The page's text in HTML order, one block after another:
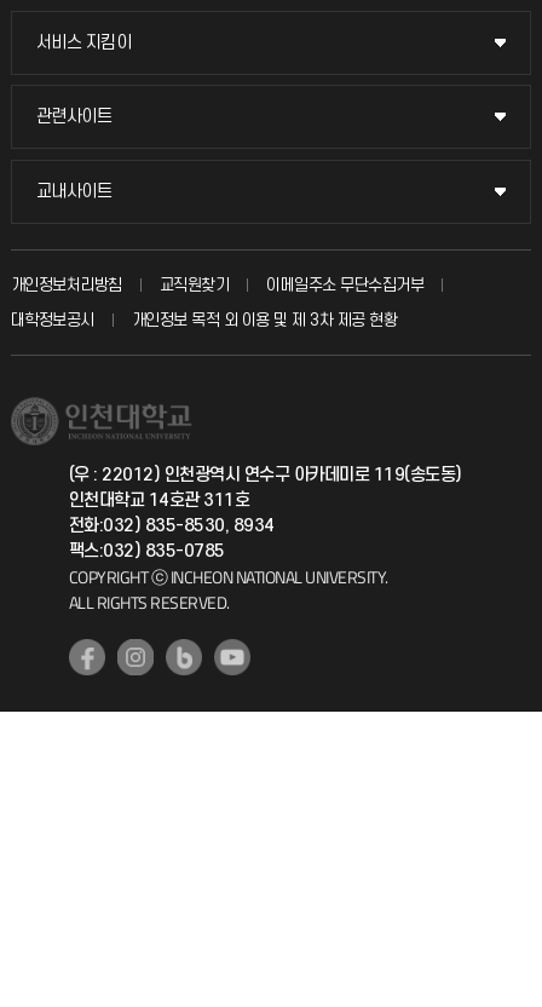
교무회의방송
입학안내
취업정보(학생)
서비스 지킴이
서비스 지킴이
묻고 답하기
칭찬마당
학생서비스 지킴이
관련사이트
관련사이트
국방헬프콜
총동문회
교내사이트
교내사이트
교수회
교육혁신본부
국제지원과
공자아카데미
기초교육원
개인정보처리방침 교직원찾기
이메일주소 무단수집거부
대학정보공시
개인정보 목적 외 이용 및 제 3차 제공 현황
(우 : 22012) 인천광역시 연수구 아카데미로 119(송도동)
인천대학교 14호관 311호
전화:032) 835-8530, 8934
팩스:032) 835-0785
COPYRIGHT ⓒ INCHEON NATIONAL UNIVERSITY.
ALL RIGHTS RESERVED.